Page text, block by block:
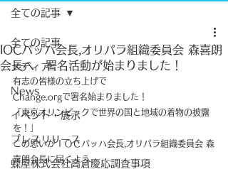
全ての記事
メディア
News
イベント・展示
プレスリリース
蝶屋株式会社高倉慶応調査事項
全ての記事
IOCバッハ会長,オリパラ組織委員会 森喜朗
会長へ 署名活動が始まりました！
有志の皆様の立ち上げで
Change.orgで署名始まりました！
「東京オリンピックで世界の国と地域の着物の披露
を！」
この思いがＩＯＣバッハ会長,オリパラ組織委員会 森
喜朗会長に届くよう、